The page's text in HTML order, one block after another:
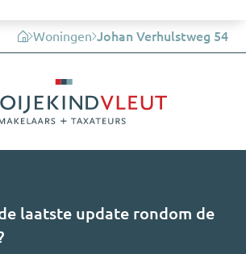
Woningen Johan Verhulstweg 54
laatste update rondom de